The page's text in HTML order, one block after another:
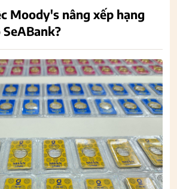
Moody's nâng xếp hạng